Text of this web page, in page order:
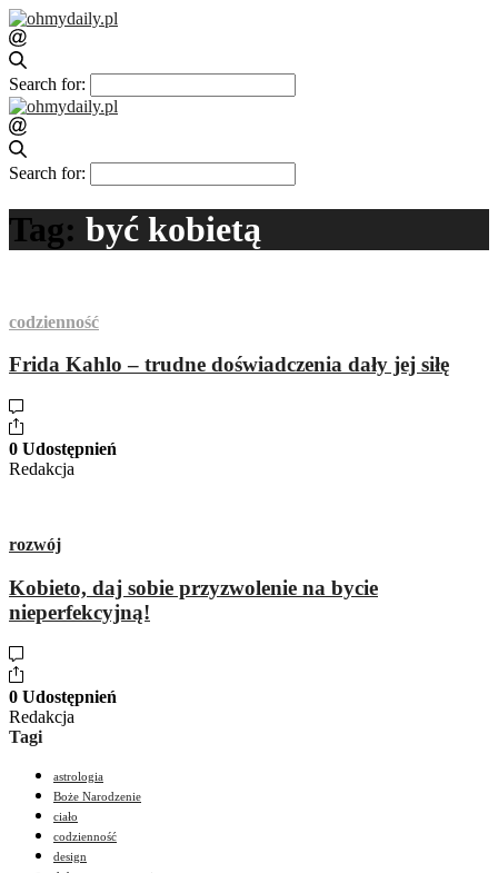
Search for:
Search for:
Tag: być kobietą
codzienność
Frida Kahlo – trudne doświadczenia dały jej siłę
0 Udostępnień
Redakcja
rozwój
Kobieto, daj sobie przyzwolenie na bycie
nieperfekcyjną!
0 Udostępnień
Redakcja
Tagi
astrologia
Boże Narodzenie
ciało
codzienność
design